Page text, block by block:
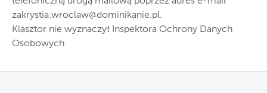
zakrystia.wroclaw@dominikanie.pl.
Klasztor nie wyznaczył Inspektora Ochrony Danych
Osobowych.